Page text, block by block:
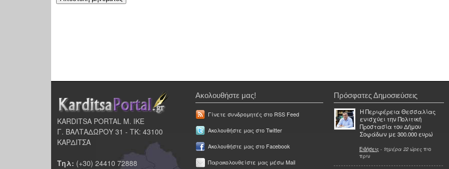
KARDITSA PORTAL Μ. ΙΚΕ
Γ. ΒΑΛΤΑΔΩΡΟΥ 31 - ΤΚ: 43100
ΚΑΡΔΙΤΣΑ
Τηλ: (+30) 24410 72888
Ακολουθήστε μας!
Γίνετε συνδρομητές στο RSS Feed
Ακολουθήστε μας στο Twitter
Ακολουθήστε μας στο Facebook
Παρακολουθείστε μας μέσω Mail
Πρόσφατες Δημοσιεύσεις
Η Περιφέρεια Θεσσαλίας
ενισχύει την Πολιτική
Προστασία του Δήμου
Σοφάδων με 300.000 ευρώ
Ειδήσεις - 1ημέρα 22 ώρες πιο
πριν